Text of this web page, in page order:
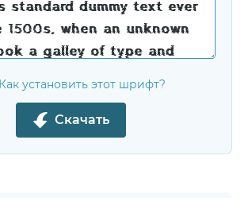
Как установить этот шрифт?
Скачать